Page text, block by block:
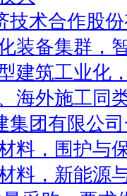
技术合作股
装备集群，
建筑工业化
海外施工同
集团有限公
料，围护与
料，新能源